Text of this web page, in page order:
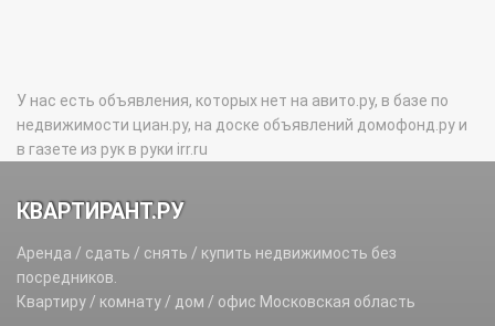
У нас есть объявления, которых нет на авито.ру, в базе по
недвижимости циан.ру, на доске объявлений домофонд.ру и
в газете из рук в руки irr.ru
КВАРТИРАНТ.РУ
Аренда / сдать / снять / купить недвижимость без
посредников.
Квартиру / комнату / дом / офис Московская область